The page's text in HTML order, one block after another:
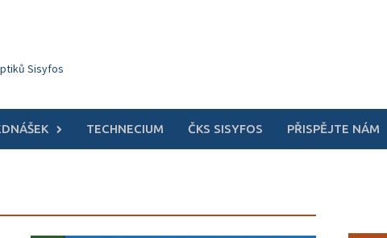
Sisyfos
TECHNECIUM ČKS SISYFOS PŘISPĚJTE NÁM